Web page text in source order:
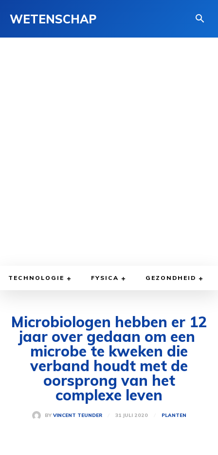
WETENSCHAP
TECHNOLOGIE FYSICA GEZONDHEID
Microbiologen hebben er 12
jaar over gedaan om een ​​
microbe te kweken die
verband houdt met de
oorsprong van het
complexe leven
BY VINCENT TEUNDER 31 JULI 2020 PLANTEN